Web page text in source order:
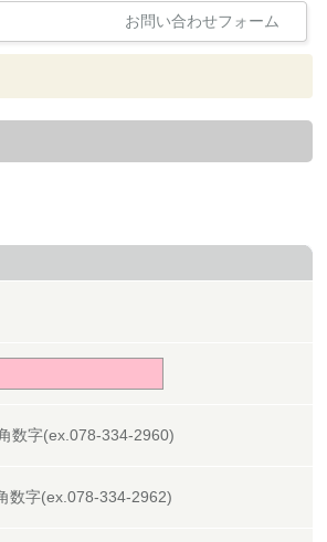
お問い合わせフォーム
数字(ex.078-334-2960)
数字(ex.078-334-2962)